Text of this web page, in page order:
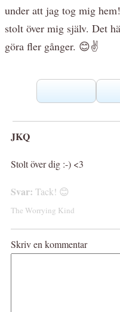
under att jag tog mig
stolt över mig själv. Det
göra fler gånger. 😊✌
JKQ
Stolt över dig :-) <3
Svar: Tack! 😊
The Worrying Kind
Skriv en kommentar